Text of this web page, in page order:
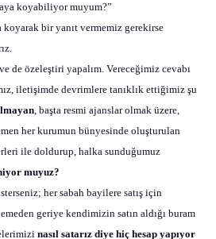
koyabiliyor muyum?”
bir yanıt vermemiz gerekirse
de özeleştiri yapalım. Vereceğimiz cevabı
iletişimde devrimlere tanıklık ettiğimiz şu
, başta resmi ajanslar olmak üzere,
her kurumun bünyesinde oluşturulan
ile doldurup, halka sunduğumuz
muyuz?
her sabah bayilere satış için
geriye kendimizin satın aldığı buram
nasıl satarız diye hiç hesap yapıyor